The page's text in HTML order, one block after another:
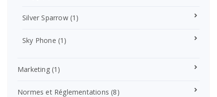
Silver Sparrow(1)
Sky Phone (1)
Marketing(1)
Normes et Réglementations (8)